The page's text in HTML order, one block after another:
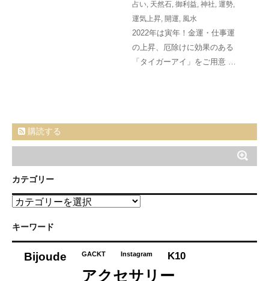
占い, 天然石, 御利益, 神社, 運勢,
運気上昇, 開運, 風水
2022年は寅年！金運・仕事運
の上昇、厄除けに効果のある
「タイガーアイ」をご用意 …
購読する
カテゴリー
カ
ゴ
キーワード
Bijoude GACKT Instagram K10
アクセサリー